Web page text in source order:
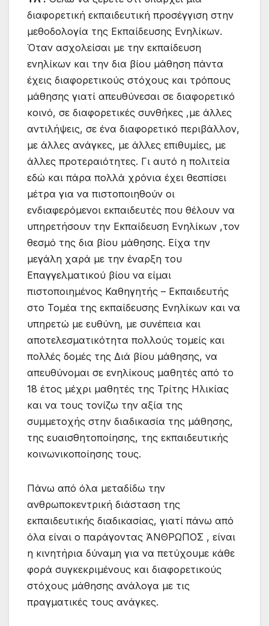
διαφορετική εκπαιδευτική προσέγγιση στην
μεθοδολογία της Εκπαίδευσης Ενηλίκων.
Όταν ασχολείσαι με την εκπαίδευση
ενηλίκων και την δια βίου μάθηση πάντα
έχεις διαφορετικούς στόχους και τρόπους
μάθησης γιατί απευθύνεσαι σε διαφορετικό
κοινό, σε διαφορετικές συνθήκες ,με άλλες
αντιλήψεις, σε ένα διαφορετικό περιβάλλον,
με άλλες ανάγκες, με άλλες επιθυμίες, με
άλλες προτεραιότητες. Γι αυτό η πολιτεία
εδώ και πάρα πολλά χρόνια έχει θεσπίσει
μέτρα για να πιστοποιηθούν οι
ενδιαφερόμενοι εκπαιδευτές που θέλουν να
υπηρετήσουν την Εκπαίδευση Ενηλίκων ,τον
θεσμό της δια βίου μάθησης. Είχα την
μεγάλη χαρά με την έναρξη του
Επαγγελματικού βίου να είμαι
πιστοποιημένος Καθηγητής – Εκπαιδευτής
στο Τομέα της εκπαίδευσης Ενηλίκων και να
υπηρετώ με ευθύνη, με συνέπεια και
αποτελεσματικότητα πολλούς τομείς και
πολλές δομές της Διά βίου μάθησης, να
απευθύνομαι σε ενηλίκους μαθητές από το
18 έτος μέχρι μαθητές της Τρίτης Ηλικίας
και να τους τονίζω την αξία της
συμμετοχής στην διαδικασία της μάθησης,
της ευαισθητοποίησης, της εκπαιδευτικής
κοινωνικοποίησης τους.
Πάνω από όλα μεταδίδω την
ανθρωποκεντρική διάσταση της
εκπαιδευτικής διαδικασίας, γιατί πάνω από
όλα είναι ο παράγοντας ΆΝΘΡΩΠΟΣ , είναι
η κινητήρια δύναμη για να πετύχουμε κάθε
φορά συγκεκριμένους και διαφορετικούς
στόχους μάθησης ανάλογα με τις
πραγματικές τους ανάγκες.